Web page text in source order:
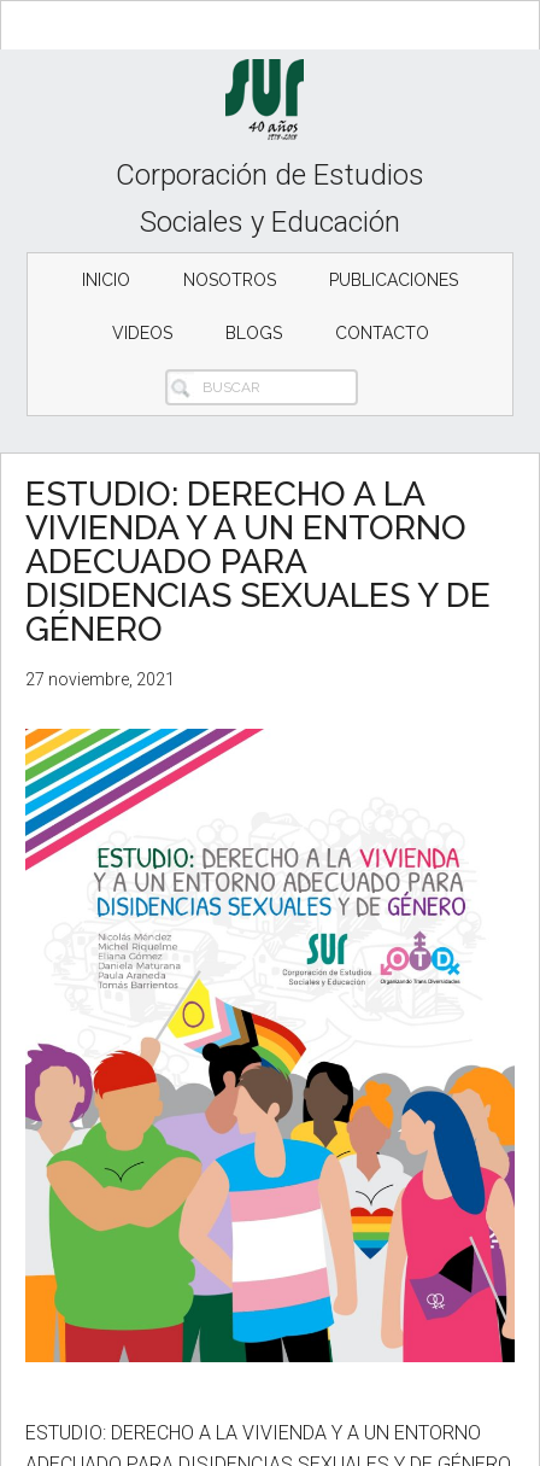
to
to
to
Corporación de Estudios
Sociales y Educación
INICIO NOSOTROS PUBLICACIONES
VIDEOS BLOGS CONTACTO
BUSCAR
ESTUDIO: DERECHO A LA
VIVIENDA Y A UN ENTORNO
ADECUADO PARA
DISIDENCIAS SEXUALES Y DE
GÉNERO
27 noviembre, 2021
ESTUDIO: DERECHO A LA VIVIENDA Y A UN ENTORNO